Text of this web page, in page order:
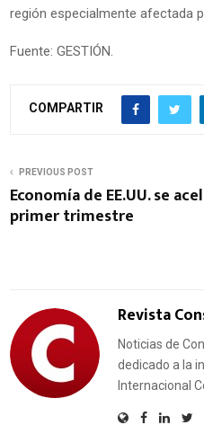
región especialmente afectada
Fuente: GESTIÓN.
COMPARTIR
PREVIOUS POST
Economía de EE.UU. se
primer trimestre
Revista
Noticias de
dedicado a la
Internacional